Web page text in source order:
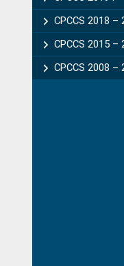
CPCCS 2018
CPCCS 2015 –
CPCCS 2008 –